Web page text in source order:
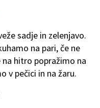
sadje in zelenjavo.
na pari, če ne
hitro popražimo na
v pečici in na žaru.